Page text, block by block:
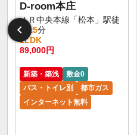
D-room本庄
ＪＲ中央本線「松本」駅徒
歩
15分
1LDK
89,000円
新築・築浅
敷金0
バス・トイレ別
都市ガス
インターネット無料